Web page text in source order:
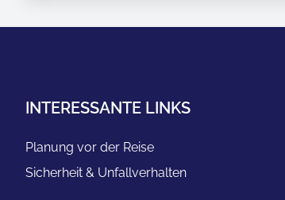
INTERESSANTE LINKS
Planung vor der Reise
Sicherheit & Unfallverhalten